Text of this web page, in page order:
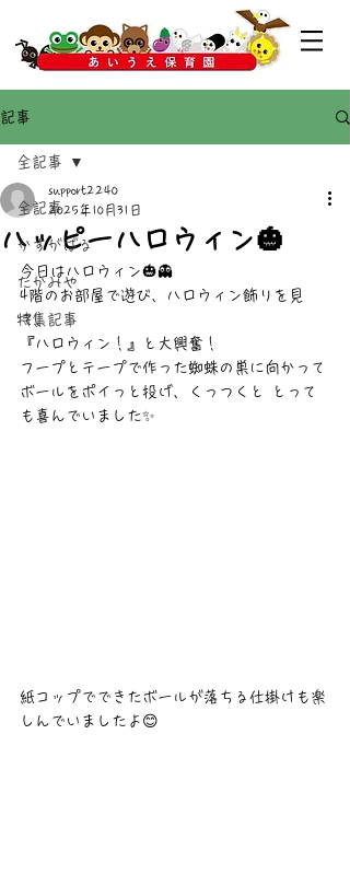
記事
全記事
かすがばる
たかみや
特集記事
全記事
ハッピーハロウィン🎃
support2240
2025年10月31日
今日はハロウィン🎃👻
4階のお部屋で遊び、ハロウィン飾りを見
て、
『ハロウィン！』と大興奮！
フープとテープで作った蜘蛛の巣に向かって
ボールをポイっと投げ、くっつくと とって
も喜んでいました✨
紙コップでできたボールが落ちる仕掛けも楽
しんでいましたよ😊